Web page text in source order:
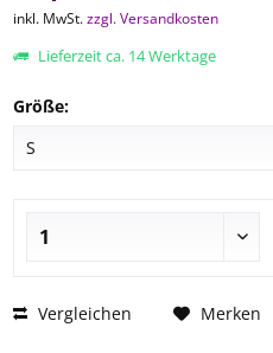
inkl. MwSt.zzgl. Versandkosten
Lieferzeit ca. 14 Werktage
Größe:
Vergleichen Merken